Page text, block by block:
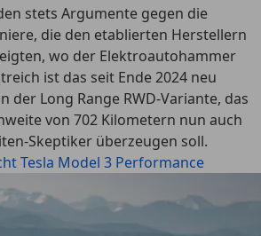
stets Argumente gegen die
die den etablierten Herstellern
wo der Elektroautohammer
ist das seit Ende 2024 neu
der Long Range RWD-Variante, das
von 702 Kilometern nun auch
Skeptiker überzeugen soll.
Tesla Model 3 Performance